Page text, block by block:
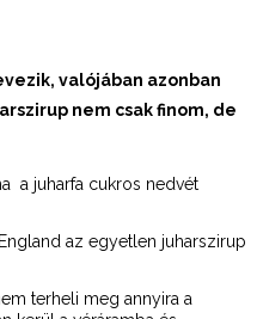
valójában azonban
nem csak finom, de
a juharfa cukros nedvét
az egyetlen juharszirup
terheli meg annyira a